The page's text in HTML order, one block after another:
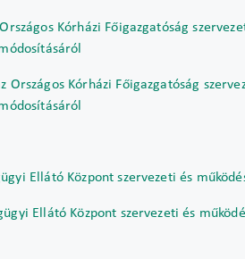
Kórházi Főigazgatóság
Kórházi Főigazgatóság
Ellátó Központ szervezeti és
Ellátó Központ szervezeti és